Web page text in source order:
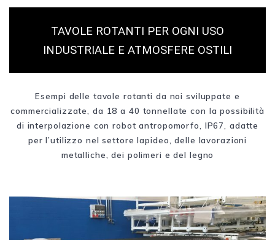
TAVOLE ROTANTI PER OGNI USO
INDUSTRIALE E ATMOSFERE OSTILI
Esempi delle tavole rotanti da noi sviluppate e
commercializzate, da 18 a 40 tonnellate con la possibilità
di interpolazione con robot antropomorfo, IP67, adatte
per l’utilizzo nel settore lapideo, delle lavorazioni
metalliche, dei polimeri e del legno